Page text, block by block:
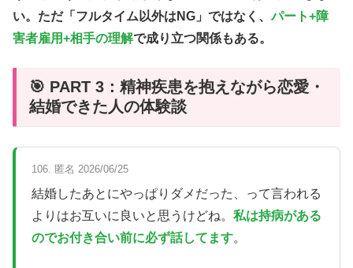
い。ただ「フルタイム以外はNG」ではなく、パート+障
害者雇用+相手の理解で成り立つ関係もある。
🎯 PART 3：精神疾患を抱えながら恋愛・
結婚できた人の体験談
106. 匿名 2026/06/25
結婚したあとにやっぱりダメだった、って言われる
よりはお互いに良いと思うけどね。 私は持病がある
のでお付き合い前に必ず話してます。